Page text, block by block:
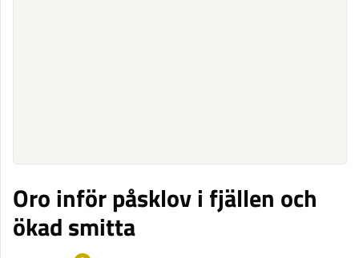
Oro inför påsklov i fjällen och
ökad smitta